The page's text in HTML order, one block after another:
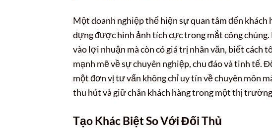
Một doanh nghiệp thể hiện sự quan tâm đến khách
dựng được hình ảnh tích cực trong mắt công
vào lợi nhuận mà còn có giá trị nhân văn, biết
mạnh mẽ về sự chuyên nghiệp, chu đáo và tinh tế.
một đơn vị tư vấn không chỉ uy tín về chuyên môn
thu hút và giữ chân khách hàng trong một thị
Tạo Khác Biệt So Với Đối Thủ